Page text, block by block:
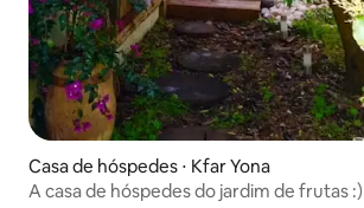
Casa de hóspedes ⋅ Kfar Yona
A casa de hóspedes do jardim de frutas :)